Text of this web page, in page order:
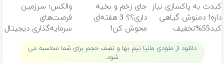
کبدت به پاکسازی نیاز
داره! دمنوش گیاهی
کبد55%تخفیف
جای زخم و بخیه
داری؟؟ 3 هفته‌ای
محوش کن!
والکس: سرزمین
فرصت‌های
سرمایه‌گذاری دیجیتال
شما
دانلود از ملودی مانیا نیم بها و نصف حجم برای شما محاسبه می
شود.